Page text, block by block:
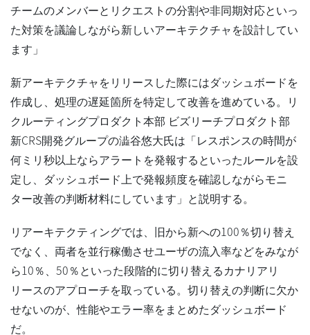
チームのメンバーとリクエストの分割や非同期対応といっ
た対策を議論しながら新しいアーキテクチャを設計してい
ます」
新アーキテクチャをリリースした際にはダッシュボードを
作成し、処理の遅延箇所を特定して改善を進めている。リ
クルーティングプロダクト本部 ビズリーチプロダクト部
新CRS開発グループの澁谷悠大氏は「レスポンスの時間が
何ミリ秒以上ならアラートを発報するといったルールを設
定し、ダッシュボード上で発報頻度を確認しながらモニ
ター改善の判断材料にしています」と説明する。
リアーキテクティングでは、旧から新への100％切り替え
でなく、両者を並行稼働させユーザの流入率などをみなが
ら10％、50％といった段階的に切り替えるカナリアリ
リースのアプローチを取っている。切り替えの判断に欠か
せないのが、性能やエラー率をまとめたダッシュボード
だ。